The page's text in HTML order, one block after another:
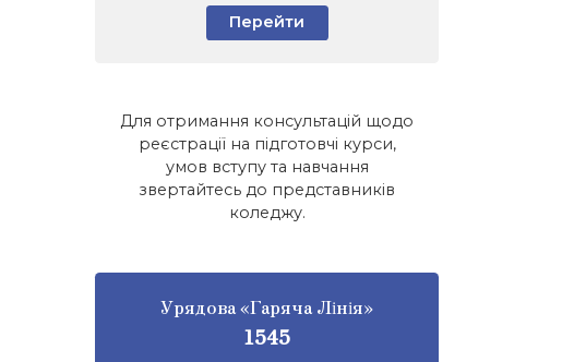
Перейти
Для отримання консультацій щодо
реєстрації на підготовчі курси,
умов вступу та навчання
звертайтесь до представників
коледжу.
Урядова «Гаряча Лінія»
1545